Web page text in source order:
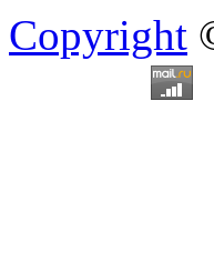
Copyright